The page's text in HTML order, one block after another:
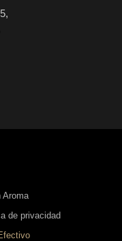
Aroma
de privacidad